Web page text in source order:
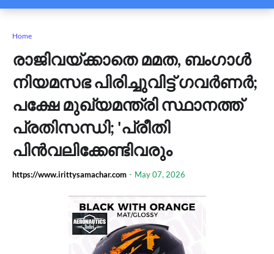
Home
രാജിവയ്ക്കാതെ മമത, ബംഗാൾ
നിയമസഭ പിരിച്ചുവിട്ട് ഗവർണർ;
പക്ഷേ മുഖ്യമന്ത്രി സ്ഥാനത്ത്
പ്രതിസന്ധി; 'പ്രീതി
പിൻവലിക്കേണ്ടിവരും
https://www.irittysamachar.com - May 07, 2026